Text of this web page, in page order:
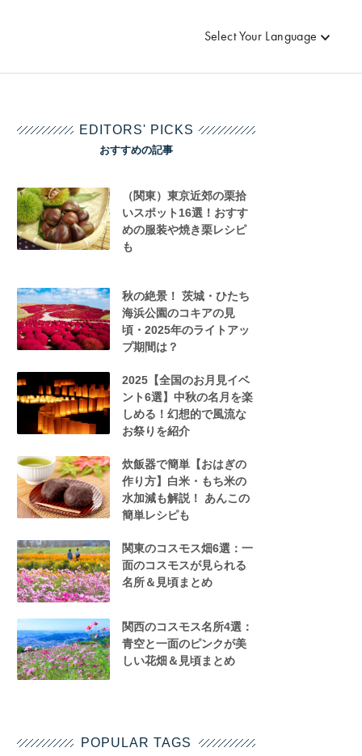
Select Your Language
EDITORS' PICKS
おすすめの記事
（関東）東京近郊の栗拾
いスポット16選！おすす
めの服装や焼き栗レシピ
も
秋の絶景！ 茨城・ひたち
海浜公園のコキアの見
頃・2025年のライトアッ
プ期間は？
2025【全国のお月見イベ
ント6選】中秋の名月を楽
しめる！幻想的で風流な
お祭りを紹介
炊飯器で簡単【おはぎの
作り方】白米・もち米の
水加減も解説！ あんこの
簡単レシピも
関東のコスモス畑6選：一
面のコスモスが見られる
名所＆見頃まとめ
関西のコスモス名所4選：
青空と一面のピンクが美
しい花畑＆見頃まとめ
POPULAR TAGS